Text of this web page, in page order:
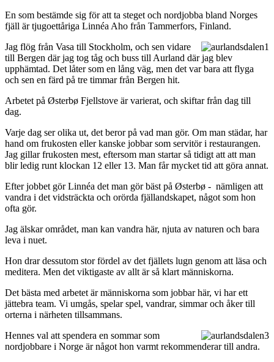
En som bestämde sig för att ta steget och nordjobba bland Norges
fjäll är tjugoettåriga Linnéa Aho från Tammerfors, Finland.
Jag flög från Vasa till Stockholm, och sen vidare
till Bergen där jag tog tåg och buss till Aurland där jag blev
upphämtad. Det låter som en lång väg, men det var bara att flyga
och sen en färd på tre timmar från Bergen hit.
Arbetet på Østerbø Fjellstove är varierat, och skiftar från dag till
dag.
Varje dag ser olika ut, det beror på vad man gör. Om man städar, har
hand om frukosten eller kanske jobbar som servitör i restaurangen.
Jag gillar frukosten mest, eftersom man startar så tidigt att att man
blir ledig runt klockan 12 eller 13. Man får mycket tid att göra annat.
Efter jobbet gör Linnéa det man gör bäst på Østerbø - nämligen att
vandra i det vidsträckta och orörda fjällandskapet, något som hon
ofta gör.
Jag älskar området, man kan vandra här, njuta av naturen och bara
leva i nuet.
Hon drar dessutom stor fördel av det fjällets lugn genom att läsa och
meditera. Men det viktigaste av allt är så klart människorna.
Det bästa med arbetet är människorna som jobbar här, vi har ett
jättebra team. Vi umgås, spelar spel, vandrar, simmar och åker till
orterna i närheten tillsammans.
Hennes val att spendera en sommar som
nordjobbare i Norge är något hon varmt rekommenderar till andra.